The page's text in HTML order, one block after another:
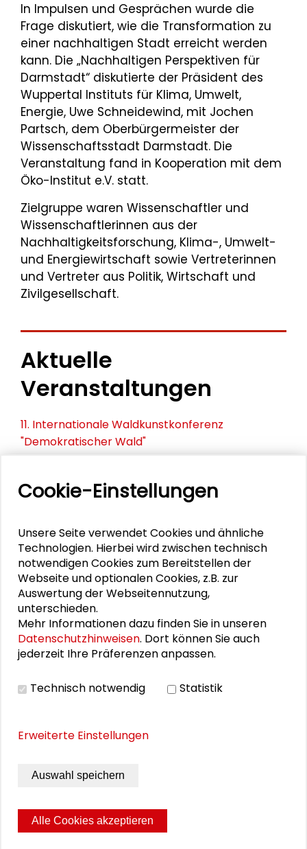
In Impulsen und Gesprächen wurde die
Frage diskutiert, wie die Transformation zu
einer nachhaltigen Stadt erreicht werden
kann. Die „Nachhaltigen Perspektiven für
Darmstadt“ diskutierte der Präsident des
Wuppertal Instituts für Klima, Umwelt,
Energie, Uwe Schneidewind, mit Jochen
Partsch, dem Oberbürgermeister der
Wissenschaftsstadt Darmstadt. Die
Veranstaltung fand in Kooperation mit dem
Öko-Institut e.V. statt.
Zielgruppe waren Wissenschaftler und
Wissenschaftlerinnen aus der
Nachhaltigkeitsforschung, Klima-, Umwelt-
und Energiewirtschaft sowie Vertreterinnen
und Vertreter aus Politik, Wirtschaft und
Zivilgesellschaft.
Aktuelle
Veranstaltungen
11. Internationale Waldkunstkonferenz
"Demokratischer Wald"
Zusammen mehr erreichen – Zukunftsbündnis im
Schader-Festival 2026
25. Runder Tisch Wissenschaftsstadt Darmstadt
DOWNLOADS
Perspektiven für Darmstadt"
Impressionen der Veranstaltung
Cookie-Einstellungen
Unsere Seite verwendet Cookies und ähnliche
Technologien. Hierbei wird zwischen technisch
notwendigen Cookies zum Bereitstellen der
Webseite und optionalen Cookies, z.B. zur
Auswertung der Webseitennutzung,
unterschieden.
Mehr Informationen dazu finden Sie in unseren
Datenschutzhinweisen. Dort können Sie auch
jederzeit Ihre Präferenzen anpassen.
Technisch notwendig Statistik
Erweiterte Einstellungen
Auswahl speichern
Alle Cookies akzeptieren